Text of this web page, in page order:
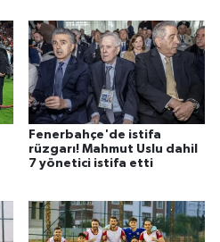
Fenerbahçe'de istifa
rüzgarı! Mahmut Uslu dahil
7 yönetici istifa etti